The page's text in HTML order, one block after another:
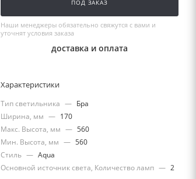
ПОД ЗАКАЗ
Наши менеджеры обязательно свяжутся с вами и
уточнят условия заказа
доставка и оплата
Характеристики
Тип светильника — Бра
Ширина, мм — 170
Макс. Высота, мм — 560
Мин. Высота, мм — 560
Стиль — Aqua
Основной источник света, Количество ламп — 2